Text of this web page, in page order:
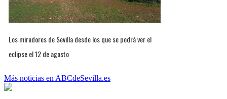
Los miradores de Sevilla desde los que se podrá ver el
eclipse el 12 de agosto
Más noticias en ABCdeSevilla.es